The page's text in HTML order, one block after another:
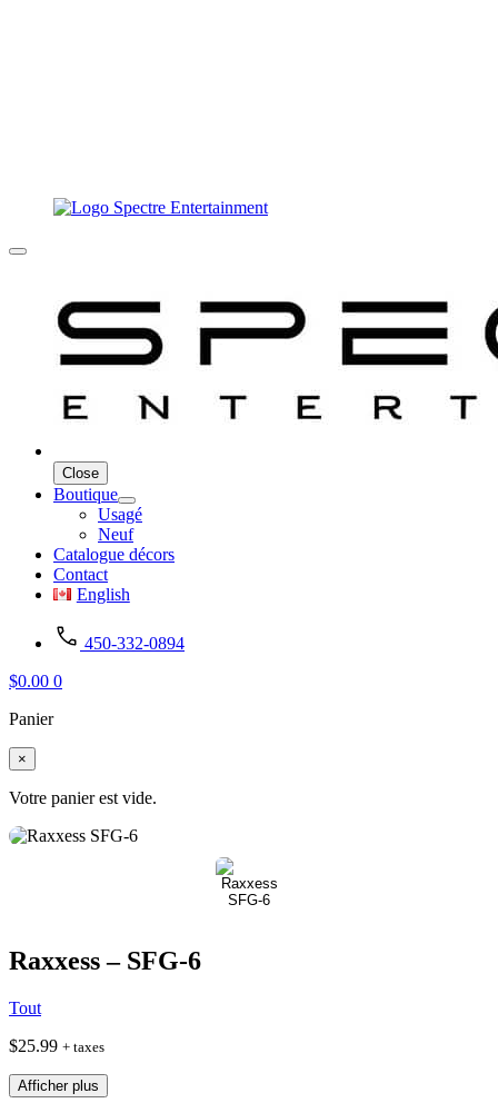
Close
Boutique
Usagé
Neuf
Catalogue décors
Contact
English
450-332-0894
$0.00 0
Panier
×
Votre panier est vide.
Raxxess – SFG-6
Tout
$25.99 + taxes
Afficher plus